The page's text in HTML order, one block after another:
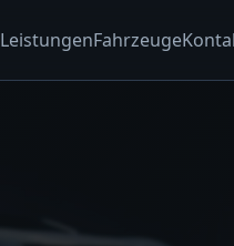
LeistungenFahrzeuge